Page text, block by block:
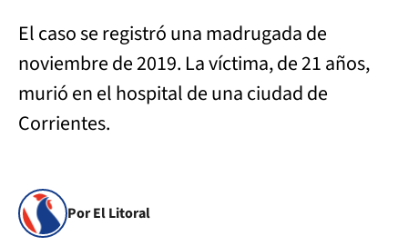
El caso se registró una madrugada de
noviembre de 2019. La víctima, de 21 años,
murió en el hospital de una ciudad de
Corrientes.
Por El Litoral